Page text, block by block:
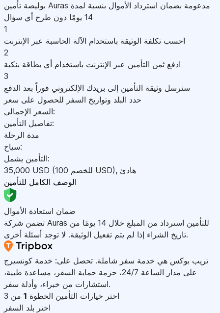
بوليصة تأمين Auras مدعومة بضمان استرداد الأموال بنسبة لمدة
14 يومًا دون طرح أي سؤال
1
احسب تكلفة الوثيقة باستخدام الآلة الحاسبة عبر الإنترنت
2
ادفع ثمن التأمين عبر الإنترنت باستخدام أي بطاقة بنكية
3
سنرسل وثيقة التأمين إلى بريدك الإلكتروني فوراً بعد الدفع
حدد البلد وتواريخ السفر للحصول على سعر
السعر الإجمالي:
تفاصيل التأمين:
مدة الرحلة
سياح:
التأمين يشمل:
35,000 USD USD), هادئ
الوصف الكامل للتأمين
ضمان استعادة الأموال
تضمن شركة Auras للتأمين استرداد من المبلغ خلال 14 يومًا من
تاريخ الشراء إذا لم يتم تفعيل الوثيقة. لا توجد أسئلة أخرى.
تريب بوكس هي خدمة سفر شاملة. تحصل على: خدمة كونسيرج
على مدار الساعة 24/7، حزمة حماية السفر، مساعدة طبية،
استشارات من خبراء، وأدلة سفر.
اختر خيارات التأمين الخطوة 1 من 3
اختر بلد السفر